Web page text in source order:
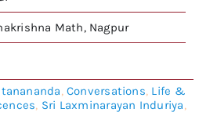
Math, Nagpur
, Conversations, Life &
, Sri Laxminarayan Induriya,